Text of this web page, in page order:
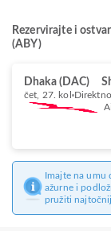
Rezervirajte i
(ABY)
Dhaka (DAC)
čet, 27. kol Direktno
Imajte na umu
ažurne i
pružiti